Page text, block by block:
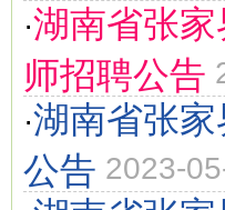
·湖南省张
师招聘公告
·湖南省张
公告 2023-